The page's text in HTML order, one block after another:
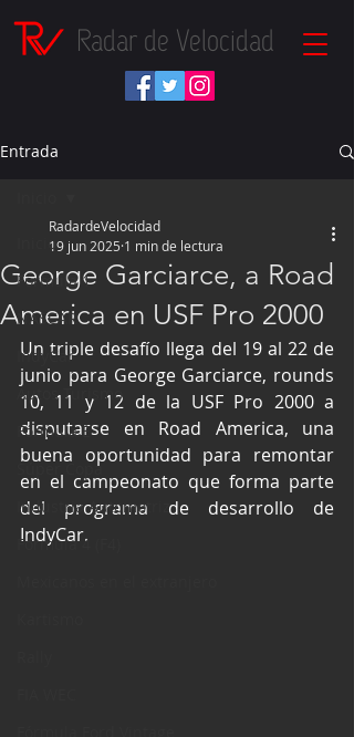
Radar de Velocidad
Entrada
Inicio
Fórmula 1
NASCAR
IndyCar
Autos Turismo
Fórmula E
Súper Copa
Industria Automotriz
Fórmula 4 (F4)
George Garciarce, a Road
America en USF Pro 2000
RadardeVelocidad
19 jun 2025 1 min de lectura
Un triple desafío llega del 19 al 22 de
junio para George Garciarce, rounds
10, 11 y 12 de la USF Pro 2000 a
disputarse en Road America, una
buena oportunidad para remontar
en el campeonato que forma parte
del programa de desarrollo de
IndyCar.